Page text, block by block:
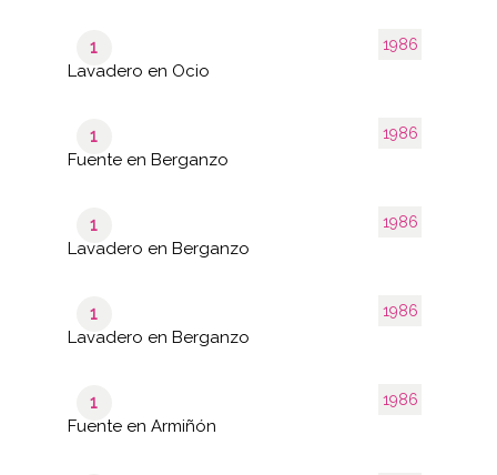
1986
1
Lavadero en Ocio
1986
1
Fuente en Berganzo
1986
1
Lavadero en Berganzo
1986
1
Lavadero en Berganzo
1986
1
Fuente en Armiñón